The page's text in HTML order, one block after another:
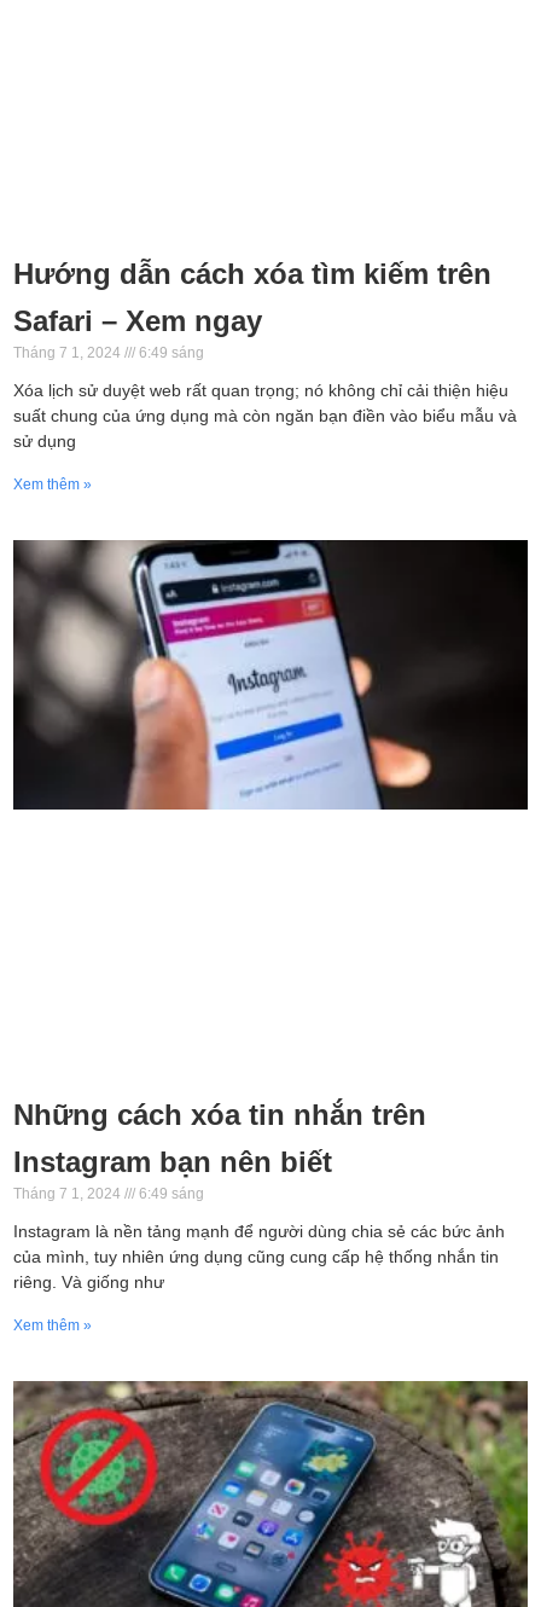
Hướng dẫn cách xóa tìm kiếm trên
Safari – Xem ngay
Tháng 7 1, 2024 6:49 sáng
Xóa lịch sử duyệt web rất quan trọng; nó không chỉ cải thiện hiệu
suất chung của ứng dụng mà còn ngăn bạn điền vào biểu mẫu và
sử dụng
Xem thêm »
Những cách xóa tin nhắn trên
Instagram bạn nên biết
Tháng 7 1, 2024 6:49 sáng
Instagram là nền tảng mạnh để người dùng chia sẻ các bức ảnh
của mình, tuy nhiên ứng dụng cũng cung cấp hệ thống nhắn tin
riêng. Và giống như
Xem thêm »